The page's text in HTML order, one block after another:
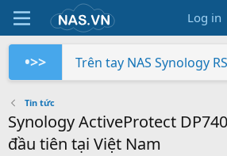
Log in
•>>
Trên tay NAS Synology
Tin tức
Synology ActiveProtect
đầu tiên tại Việt Nam